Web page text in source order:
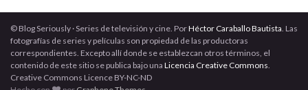
© Blog Seriously · Series de televisión y cine. PorHéctor Caraballo Bautista. Las
fotografías de series y películas son propiedad de las productoras
correspondientes. Excepto allí donde se establezcan otros términos, el
contenido de este sitio se publica bajo una Licencia Creative Commons.
Creative Commons Licence BY-NC-ND